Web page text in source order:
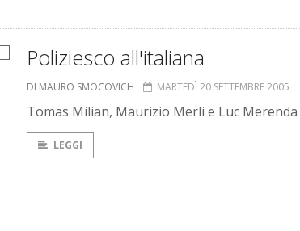
Poliziesco all'italiana
DI MAURO SMOCOVICH MARTEDÌ 20 SETTEMBRE 2005
Tomas Milian, Maurizio Merli e Luc
LEGGI